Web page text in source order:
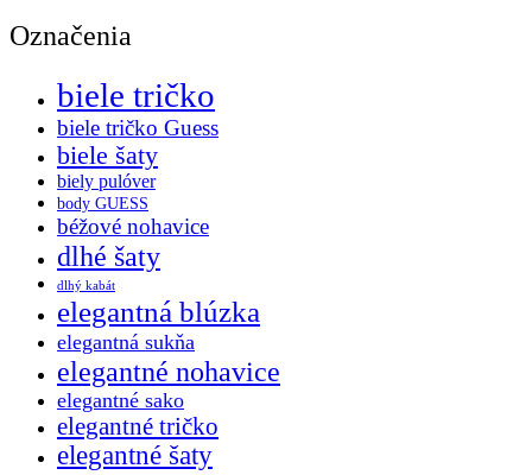
Označenia
biele tričko
biele tričko Guess
biele šaty
biely pulóver
body GUESS
béžové nohavice
dlhé šaty
dlhý kabát
elegantná blúzka
elegantná sukňa
elegantné nohavice
elegantné sako
elegantné tričko
elegantné šaty